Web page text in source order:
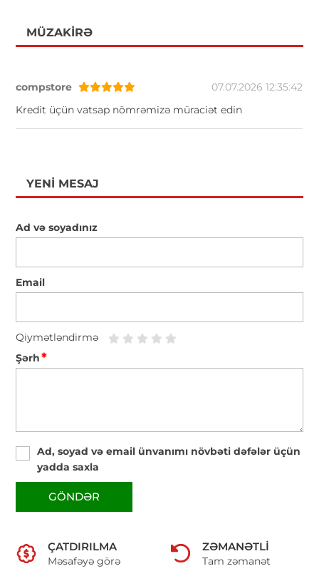
MÜZAKIRƏ
compstore
07.07.2026 12:35:42
Kredit üçün vatsap nömrəmizə müraciət edin
YENI MESAJ
Ad və soyadınız
Email
Qiymətləndirmə
Şərh*
Ad, soyad və email ünvanımı növbəti dəfələr üçün
yadda saxla
GÖNDƏR
ÇATDIRILMA
Məsafəyə görə
ZƏMANƏTLI
Tam zəmanət